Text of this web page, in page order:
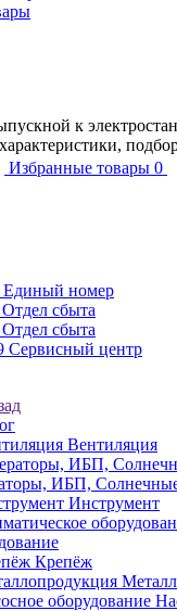
к
Избранные товары 0
Единый номер
Отдел сбыта
Отдел сбыта
Сервисный центр
Вентиляция
ИБП,
Инструмент
Крепёж